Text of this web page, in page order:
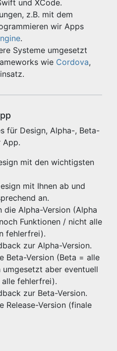
und XCode.
z.B. mit dem
wir Apps
.
Systeme umgesetzt
wie Cordova,
für Design, Alpha-, Beta-
App.
mit den wichtigsten
mit Ihnen ab und
an.
die Alpha-Version (Alpha
Funktionen / nicht alle
fehlerfrei).
zur Alpha-Version.
Beta-Version (Beta = alle
umgesetzt aber eventuell
fehlerfrei).
zur Beta-Version.
Release-Version (finale